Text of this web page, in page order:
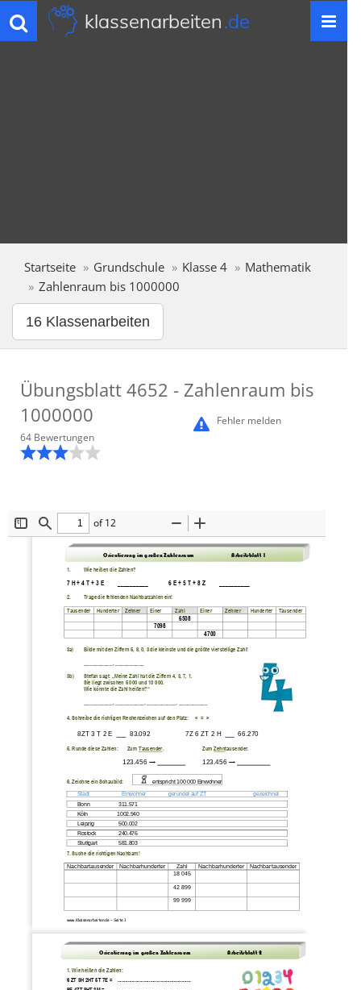
Toggle
navigation
klassenarbeiten.de
Startseite Grundschule Klasse 4
Mathematik
Zahlenraum bis 1000000
16 Klassenarbeiten
Übungsblatt 4652 - Zahlenraum bis
1000000
Fehler melden
64 Bewertungen
ToggleFind
of 12
Zoom
Out
In
www.Klassenarbeiten.de – Seite 1
1. Wie heißen die Zahlen?
7 H + 4 T + 3 E 6 E + 5 T + 8 Z
2. Trage die fehlenden Nachbarzahlen ein!
Tausender Hunderter Zehner Einer Zahl Einer Zehner Hunderter Tausender
6508
7098
4700
3a) Bilde mit den Ziffern 5, 8, 0, 3 die kleinste und die größte vierstellige Zahl!
3b) Stefan sagt: „Meine Zahl hat die Ziffern 4, 3, 7, 1.
Sie liegt zwischen 5 000 und 10 000.
Wie könnte die Zahl heißen?“
4. Schreibe die richtigen Rechenzeichen auf den Platz:     <  =  >
8ZT 3 T 2 E 83.092 7Z 6 ZT 2 H 66.270
5. Runde diese Zahlen:       Zum Tausender. Zum Zehntausender.
123.456 → 123.456 →
6. Zeichne ein Schaubild: entspricht 100 000 Einwohner
Stadt Einwohner gerundet auf ZT
gezeichnet
Bonn
311.571
Köln
1002.940
Leipzig
500.002
Rostock
240.476
Stuttgart
581.803
7. Suche die richtigen Nachbarn!
Nachbartausender Nachbarhunderter Zahl Nachbarhunderter
Nachbartausender
18 045
42 899
99 999
Orientierung im großen Zahlenraum Arbeitsblatt 1
1. Wie heißen die Zahlen:
6 ZT 3H 2HT 5T 7E =
Orientierung im großen Zahlenraum Arbeitsblatt 2